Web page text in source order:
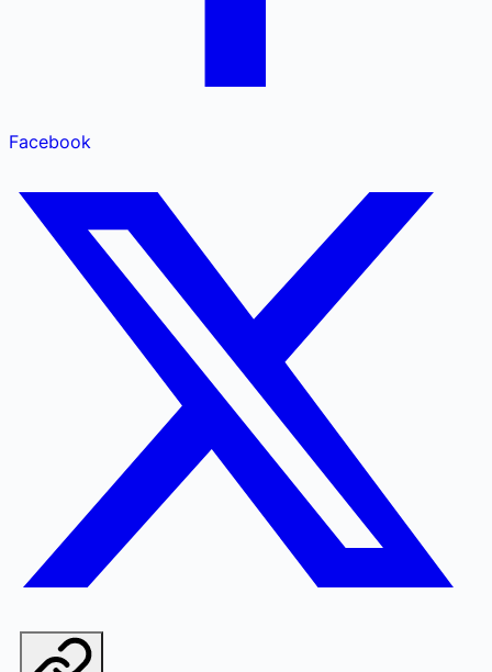
Facebook